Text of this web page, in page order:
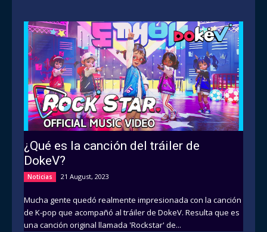
¿Qué es la canción del tráiler de
DokeV?
Noticias 21 August, 2023
Mucha gente quedó realmente impresionada con la canción
de K-pop que acompañó al tráiler de DokeV. Resulta que es
una canción original llamada 'Rockstar' de...